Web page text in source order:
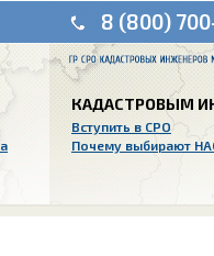
8 (800)
КАДАСТРОВЫМ
Вступить в СРО
Почему выбирают